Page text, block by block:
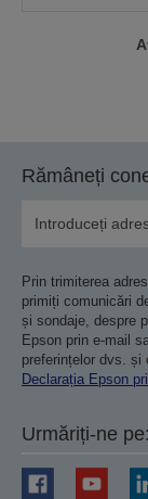
Rămâneți
Prin trimiterea
primiți comunicări
și sondaje, despre
Epson prin e-mail
preferințelor dvs.
Declarația Epson
Urmăriți-ne pe: